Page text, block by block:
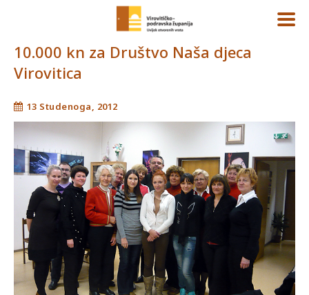
10.000 kn za Društvo Naša djeca
Virovitica
13 Studenoga, 2012